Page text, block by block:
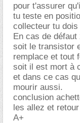
pour t'assurer
tu teste en
collecteur tu
En cas de défaut
soit le transistor
remplace et tout
soit il est mort à
et dans ce cas
mourir aussi.
conclusion
les allez et
A+